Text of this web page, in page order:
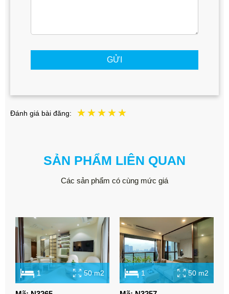
GỬI
Đánh giá bài đăng:
SẢN PHẨM LIÊN QUAN
Các sản phẩm có cùng mức giá
1 50 m2 1 50 m2